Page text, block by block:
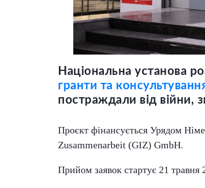
Національна установа
гранти та
постраждали від війни,
Проєкт фінансується Урядом
Zusammenarbeit (GIZ) GmbH.
Прийом заявок стартує 21 травня